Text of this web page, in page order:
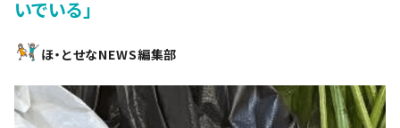
いでいる」
ほ・とせなNEWS編集部